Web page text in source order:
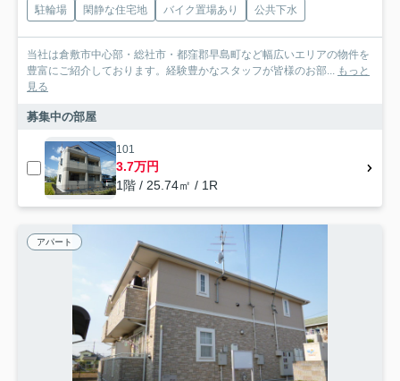
駐輪場 閑静な住宅地 バイク置場あり 公共下水
当社は倉敷市中心部・総社市・都窪郡早島町など幅広いエリアの物件を
豊富にご紹介しております。経験豊かなスタッフが皆様のお部... もっと
見る
募集中の部屋
101
3.7万円
1階 / 25.74㎡ / 1R
アパート